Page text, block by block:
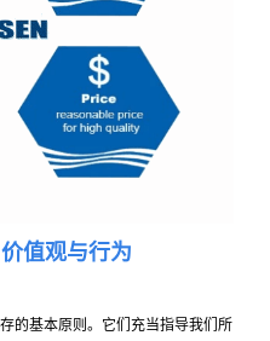
值观与行为
的基本原则。它们充当指导我们所